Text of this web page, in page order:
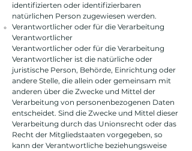
identifizierten oder identifizierbaren
natürlichen Person zugewiesen werden.
Verantwortlicher oder für die Verarbeitung
Verantwortlicher
Verantwortlicher oder für die Verarbeitung
Verantwortlicher ist die natürliche oder
juristische Person, Behörde, Einrichtung oder
andere Stelle, die allein oder gemeinsam mit
anderen über die Zwecke und Mittel der
Verarbeitung von personenbezogenen Daten
entscheidet. Sind die Zwecke und Mittel dieser
Verarbeitung durch das Unionsrecht oder das
Recht der Mitgliedstaaten vorgegeben, so
kann der Verantwortliche beziehungsweise